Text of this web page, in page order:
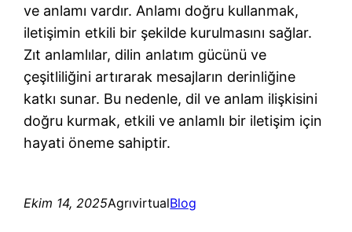
ve anlamı vardır. Anlamı doğru kullanmak,
iletişimin etkili bir şekilde kurulmasını sağlar.
Zıt anlamlılar, dilin anlatım gücünü ve
çeşitliliğini artırarak mesajların derinliğine
katkı sunar. Bu nedenle, dil ve anlam ilişkisini
doğru kurmak, etkili ve anlamlı bir iletişim için
hayati öneme sahiptir.
Ekim 14, 2025AgrıvirtualBlog